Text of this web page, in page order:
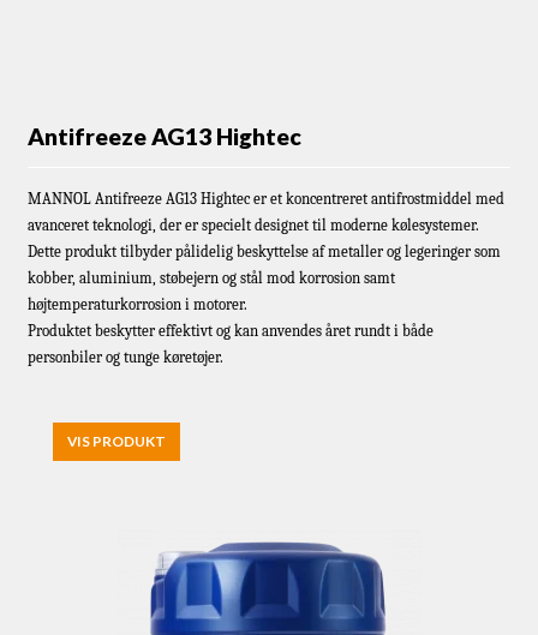
Antifreeze AG13 Hightec
MANNOL Antifreeze AG13 Hightec er et koncentreret antifrostmiddel med
avanceret teknologi, der er specielt designet til moderne kølesystemer.
Dette produkt tilbyder pålidelig beskyttelse af metaller og legeringer som
kobber, aluminium, støbejern og stål mod korrosion samt
højtemperaturkorrosion i motorer.
Produktet beskytter effektivt og kan anvendes året rundt i både
personbiler og tunge køretøjer.
VIS PRODUKT